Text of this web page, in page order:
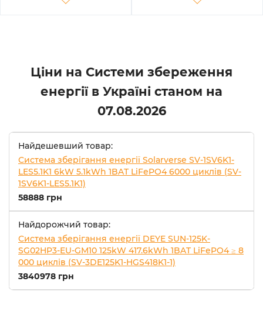
Ціни на Системи збереження
енергії в Україні станом на
07.08.2026
Найдешевший товар:
Система зберігання енергії Solarverse SV-1SV6K1-
LES5.1K1 6kW 5.1kWh 1BAT LiFePO4 6000 циклів (SV-
1SV6K1-LES5.1K1)
58888 грн
Найдорожчий товар:
Система зберігання енергії DEYE SUN-125K-
SG02HP3-EU-GM10 125kW 417.6kWh 1BAT LiFePO4 ≥ 8
000 циклів (SV-3DE125K1-HGS418K1-1)
3840978 грн